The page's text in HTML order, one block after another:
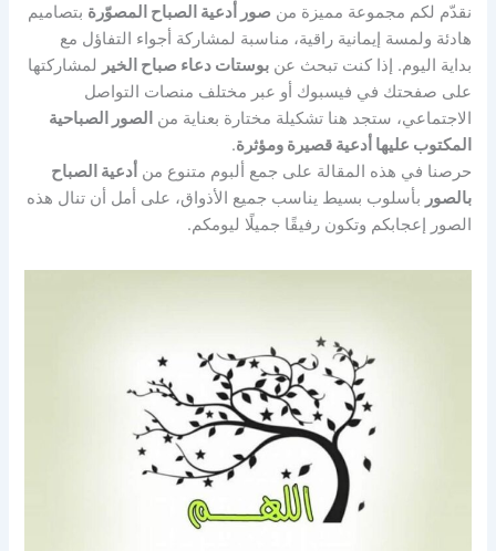
نقدّم لكم مجموعة مميزة من صور أدعية الصباح المصوّرة بتصاميم
هادئة ولمسة إيمانية راقية، مناسبة لمشاركة أجواء التفاؤل مع
بداية اليوم. إذا كنت تبحث عنبوستات دعاء صباح الخير لمشاركتها
على صفحتك في فيسبوك أو عبر مختلف منصات التواصل
الاجتماعي، ستجد هنا تشكيلة مختارة بعناية من الصور الصباحية
المكتوب عليها أدعية قصيرة ومؤثرة.
حرصنا في هذه المقالة على جمع ألبوم متنوع من أدعية الصباح
بالصور بأسلوب بسيط يناسب جميع الأذواق، على أمل أن تنال هذه
الصور إعجابكم وتكون رفيقًا جميلًا ليومكم.